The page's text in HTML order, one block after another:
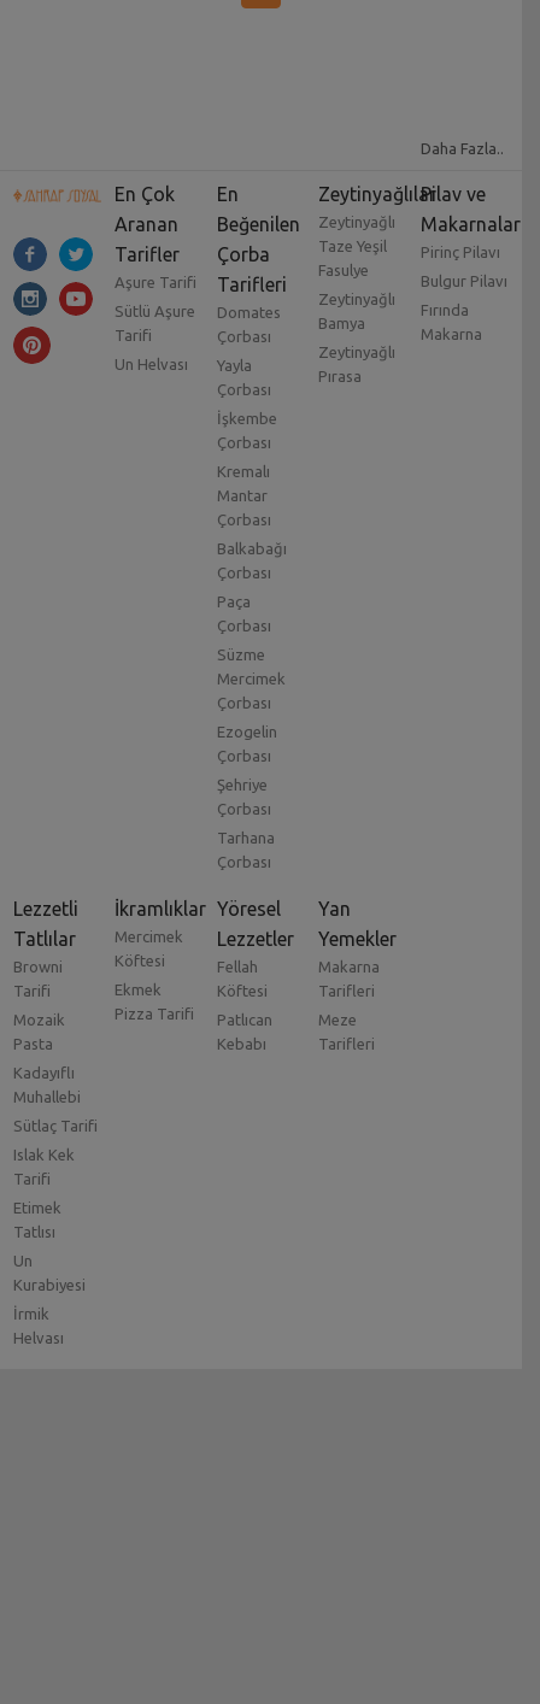
Daha Fazla..
En Çok
Aranan
Tarifler
Aşure Tarifi
Sütlü Aşure
Tarifi
Un Helvası
En
Beğenilen
Çorba
Tarifleri
Domates
Çorbası
Yayla
Çorbası
İşkembe
Çorbası
Kremalı
Mantar
Çorbası
Balkabağı
Çorbası
Paça
Çorbası
Süzme
Mercimek
Çorbası
Ezogelin
Çorbası
Şehriye
Çorbası
Tarhana
Çorbası
Zeytinyağlılar
Zeytinyağlı
Taze Yeşil
Fasulye
Zeytinyağlı
Bamya
Zeytinyağlı
Pırasa
Pilav ve
Makarnalar
Pirinç Pilavı
Bulgur Pilavı
Fırında
Makarna
Lezzetli
Tatlılar
Browni
Tarifi
Mozaik
Pasta
Kadayıflı
Muhallebi
Sütlaç Tarifi
Islak Kek
Tarifi
Etimek
Tatlısı
Un
Kurabiyesi
İrmik
Helvası
İkramlıklar
Mercimek
Köftesi
Ekmek
Pizza Tarifi
Yöresel
Lezzetler
Fellah
Köftesi
Patlıcan
Kebabı
Yan
Yemekler
Makarna
Tarifleri
Meze
Tarifleri